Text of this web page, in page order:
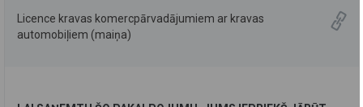
Licence kravas komercpārvadājumiem ar kravas
automobiļiem (maiņa)